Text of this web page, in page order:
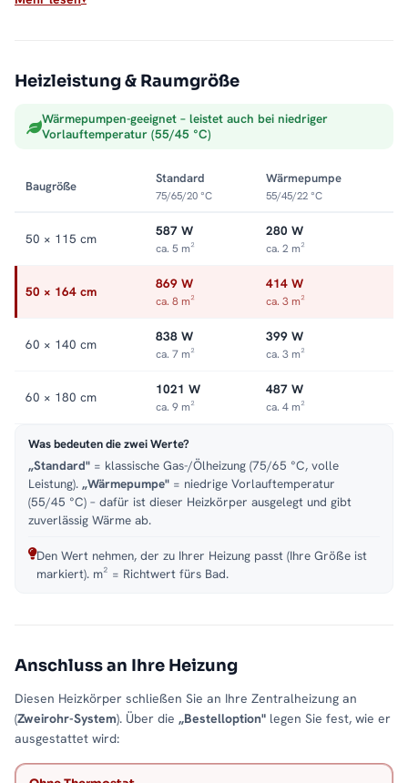
Max. Betriebsdruck: 5 bar
Sauber ins Heizsystem integriert
der Zentralheizung und wandelt deren Wärme in trockene,
Auflegen leicht, die Optik bleibt aufgeräumt. Alle Größen und
Ausführungen finden Sie in der Kategorie
Handtuchheizkörper
Heizleistung & Raumgröße
Wärmepumpen-geeignet – leistet auch bei niedriger
Vorlauftemperatur (55/45 °C)
Baugröße
Standard
75/65/20 °C
Wärmepumpe
55/45/22 °C
50 × 115 cm 587 W
ca. 5 m²
280 W
ca. 2 m²
50 × 164 cm 869 W
ca. 8 m²
414 W
ca. 3 m²
60 × 140 cm 838 W
ca. 7 m²
399 W
ca. 3 m²
60 × 180 cm 1021 W
ca. 9 m²
487 W
ca. 4 m²
Was bedeuten die zwei Werte?
„Standard" = klassische Gas-/Ölheizung (75/65 °C, volle
Leistung). „Wärmepumpe" = niedrige Vorlauftemperatur
(55/45 °C) – dafür ist dieser Heizkörper ausgelegt und gibt
zuverlässig Wärme ab.
Den Wert nehmen, der zu Ihrer Heizung passt (Ihre Größe ist
markiert). m² = Richtwert fürs Bad.
Anschluss an Ihre Heizung
Diesen Heizkörper schließen Sie an Ihre Zentralheizung an
(Zweirohr-System). Über die „Bestelloption" legen Sie fest, wie er
ausgestattet wird: